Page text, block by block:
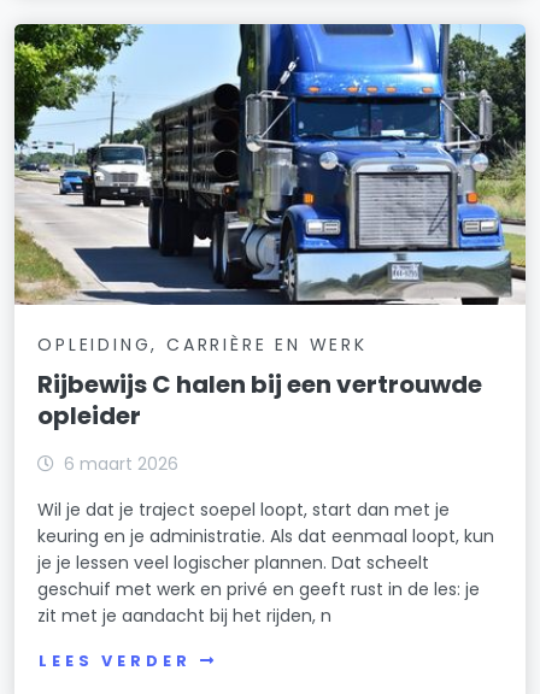
OPLEIDING, CARRIÈRE EN WERK
Rijbewijs C halen bij een vertrouwde
opleider
6 maart 2026
Wil je dat je traject soepel loopt, start dan met je
keuring en je administratie. Als dat eenmaal loopt, kun
je je lessen veel logischer plannen. Dat scheelt
geschuif met werk en privé en geeft rust in de les: je
zit met je aandacht bij het rijden, n
LEES VERDER